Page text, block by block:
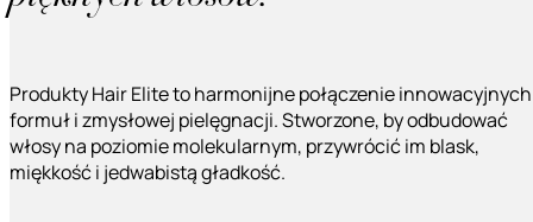
Produkty Hair Elite to harmonijne połączenie innowacyjnych
formuł i zmysłowej pielęgnacji. Stworzone, by odbudować
włosy na poziomie molekularnym, przywrócić im blask,
miękkość i jedwabistą gładkość.